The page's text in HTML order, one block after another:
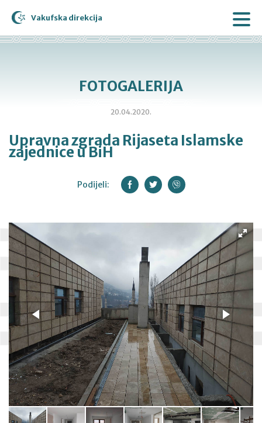
Vakufska direkcija
FOTOGALERIJA
20.04.2020.
Upravna zgrada Rijaseta Islamske
zajednice u BiH
Podijeli: